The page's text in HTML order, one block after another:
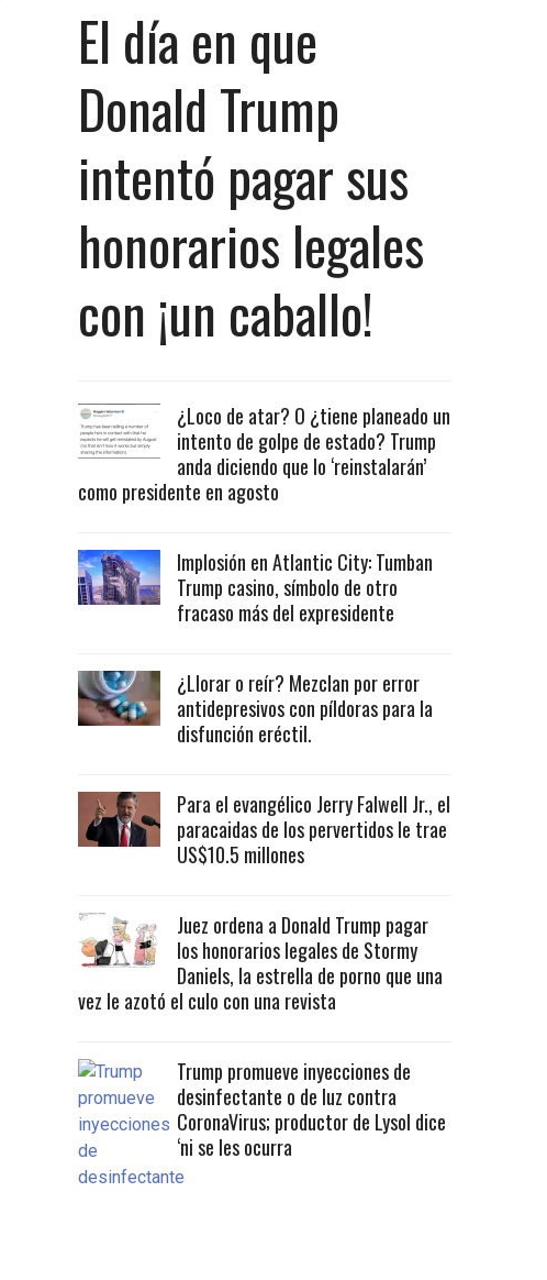
El día en que
Donald Trump
intentó pagar sus
honorarios legales
con ¡un caballo!
¿Loco de atar? O ¿tiene planeado un
intento de golpe de estado? Trump
anda diciendo que lo ‘reinstalarán’
como presidente en agosto
Implosión en Atlantic City: Tumban
Trump casino, símbolo de otro
fracaso más del expresidente
¿Llorar o reír? Mezclan por error
antidepresivos con píldoras para la
disfunción eréctil.
Para el evangélico Jerry Falwell Jr., el
paracaidas de los pervertidos le trae
US$10.5 millones
Juez ordena a Donald Trump pagar
los honorarios legales de Stormy
Daniels, la estrella de porno que una
vez le azotó el culo con una revista
Trump promueve inyecciones de
desinfectante o de luz contra
CoronaVirus; productor de Lysol dice
‘ni se les ocurra